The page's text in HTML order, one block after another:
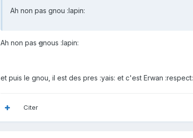
Ah non pas gnou :lapin:
Ah non pasgnous :lapin:
et puis le gnou, il est des pres :yais: et c'est Erwan :respect:
Citer